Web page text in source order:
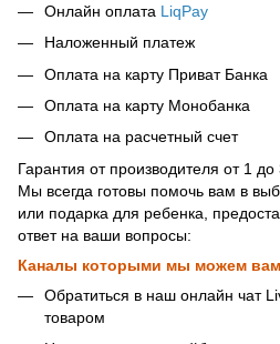
Онлайн оплата LiqPay
Наложенный платеж
Оплата на карту Приват Банка
Оплата на карту Монобанка
Оплата на расчетный счет
Гарантия от производителя от 1 до
Мы всегда готовы помочь вам в
или подарка для ребенка,
ответ на ваши вопросы:
Каналы которыми мы можем
Обратиться в наш онлайн чат
товаром